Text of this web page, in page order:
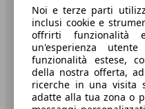
Benvenuti su
Società
A proposito di
Stampa
Noi e terze parti
inclusi cookie e
offrirti funzionalità
un'esperienza
funzionalità estese,
della nostra offerta,
ricerche in una visita
adatte alla tua zona o